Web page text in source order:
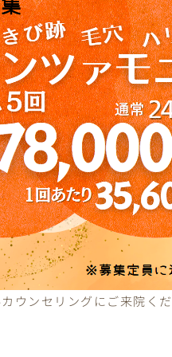
ウンセリングにご来院く